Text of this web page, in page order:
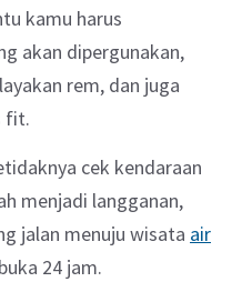
kamu harus
akan dipergunakan,
rem, dan juga
fit.
cek kendaraan
menjadi langganan,
jalan menuju wisata air
24 jam.